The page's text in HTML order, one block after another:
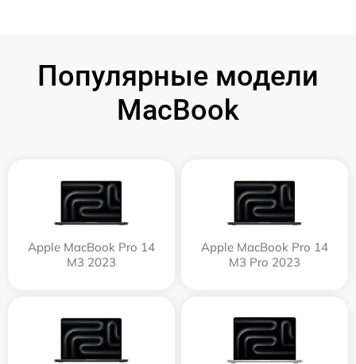
Популярные модели
MacBook
Apple MacBook Pro 14
M3 2023
Apple MacBook Pro 14
M3 Pro 2023